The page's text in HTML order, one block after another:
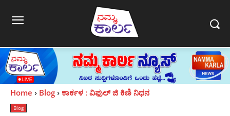
Home Blog ಕಾರ್ಕಳ : ವಿಫುಲ್ ಜಿ ಕಿಣಿ ನಿಧನ
Blog